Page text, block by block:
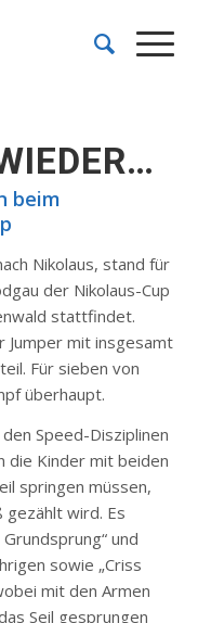
beim
Nikolaus, stand für
der Nikolaus-Cup
stattfindet.
Jumper mit insgesamt
Für sieben von
überhaupt.
Speed-Disziplinen
die Kinder mit beiden
springen müssen,
wird. Es
und
sowie „Criss
mit den Armen
Seil gesprungen